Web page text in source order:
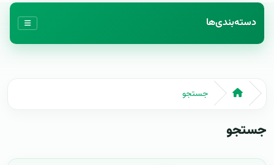
دسته‌بندی‌ها
جستجو
جستجو